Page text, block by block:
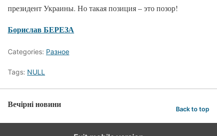
президент Украины. Но такая позиция – это позор!
Борислав БЕРЕЗА
Categories: Разное
Tags: NULL
Вечірні новини Back to top